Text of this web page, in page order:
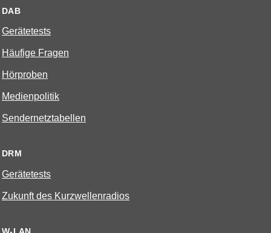
DAB
Gerätetests
Häufige Fragen
Hörproben
Medienpolitik
Sendernetztabellen
DRM
Gerätetests
Zukunft des Kurzwellenradios